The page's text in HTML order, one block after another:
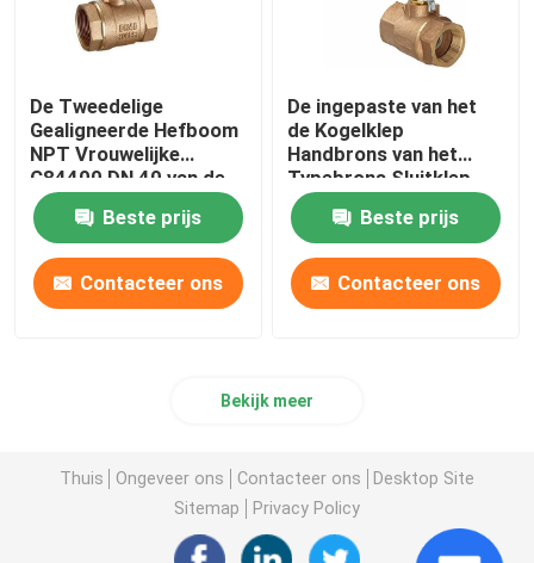
De Tweedelige
Gealigneerde Hefboom
NPT Vrouwelijke
C84400 DN 40 van de
bronsKogelklep
Beste prijs
Contacteer ons
De ingepaste van het
de Kogelklep
Handbrons van het
Typebrons Sluitklep
DN15 DN20
Beste prijs
Contacteer ons
Bekijk meer
Thuis Ongeveer ons Contacteer ons
Desktop Site
Sitemap
Privacy Policy